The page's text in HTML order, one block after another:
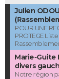
Julien
POUR UNE
PROTEGE
Marie-Guite
divers
Notre région